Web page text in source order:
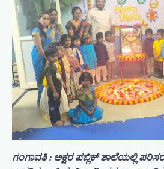
ಗಂಗಾವತಿ : ಅಕ್ಷರ ಪಬ್ಲಿಕ್ ಶಾಲೆಯಲ್ಲಿ